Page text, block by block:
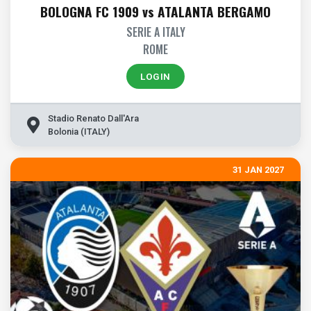
BOLOGNA FC 1909 vs ATALANTA BERGAMO
SERIE A ITALY
ROME
LOGIN
Stadio Renato Dall'Ara
Bolonia (ITALY)
31 JAN 2027